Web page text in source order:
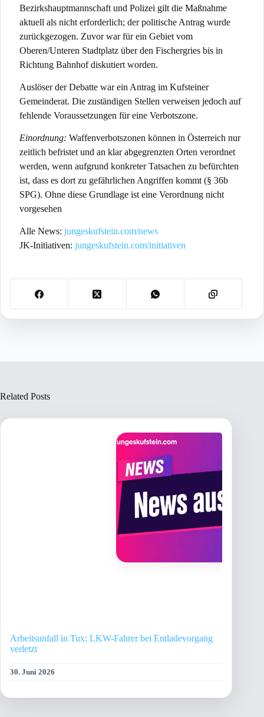
Bezirkshauptmannschaft und Polizei gilt die Maßnahme
aktuell als nicht erforderlich; der politische Antrag wurde
zurückgezogen. Zuvor war für ein Gebiet vom
Oberen/Unteren Stadtplatz über den Fischergries bis in
Richtung Bahnhof diskutiert worden.
Auslöser der Debatte war ein Antrag im Kufsteiner
Gemeinderat. Die zuständigen Stellen verweisen jedoch auf
fehlende Voraussetzungen für eine Verbotszone.
Einordnung: Waffenverbotszonen können in Österreich nur
zeitlich befristet und an klar abgegrenzten Orten verordnet
werden, wenn aufgrund konkreter Tatsachen zu befürchten
ist, dass es dort zu gefährlichen Angriffen kommt (§ 36b
SPG). Ohne diese Grundlage ist eine Verordnung nicht
vorgesehen
Alle News: jungeskufstein.com/news
JK-Initiativen: jungeskufstein.com/initiativen
Related Posts
Arbeitsunfall in Tux: LKW-Fahrer bei Entladevorgang
verletzt
30. Juni 2026